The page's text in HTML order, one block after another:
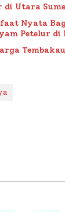
di Utara
Nyata
Petelur